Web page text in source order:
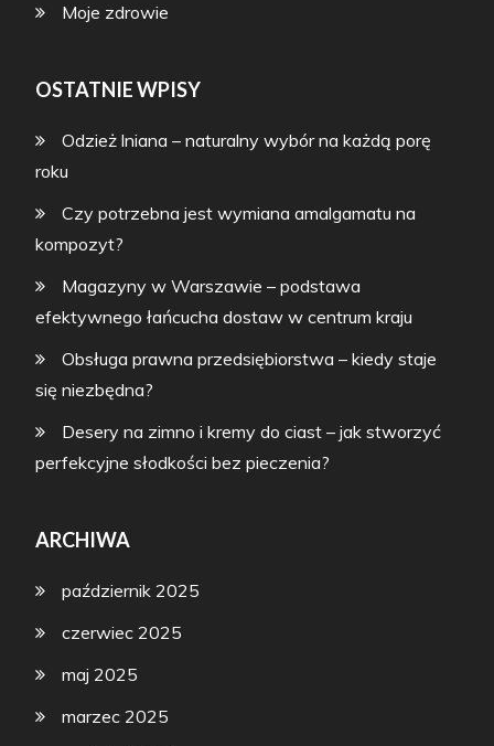
Moje zdrowie
OSTATNIE WPISY
Odzież lniana – naturalny wybór na każdą porę
roku
Czy potrzebna jest wymiana amalgamatu na
kompozyt?
Magazyny w Warszawie – podstawa
efektywnego łańcucha dostaw w centrum kraju
Obsługa prawna przedsiębiorstwa – kiedy staje
się niezbędna?
Desery na zimno i kremy do ciast – jak stworzyć
perfekcyjne słodkości bez pieczenia?
ARCHIWA
październik 2025
czerwiec 2025
maj 2025
marzec 2025